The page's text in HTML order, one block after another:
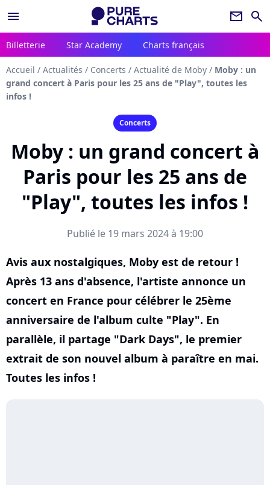
menu newsletter search
Billetterie Star Academy Charts français
Accueil / Actualités / Concerts / Actualité de Moby / Moby : un
grand concert à Paris pour les 25 ans de "Play", toutes les
infos !
Concerts
Moby : un grand concert à
Paris pour les 25 ans de
"Play", toutes les infos !
Publié le 19 mars 2024 à 19:00
Avis aux nostalgiques, Moby est de retour !
Après 13 ans d'absence, l'artiste annonce un
concert en France pour célébrer le 25ème
anniversaire de l'album culte "Play". En
parallèle, il partage "Dark Days", le premier
extrait de son nouvel album à paraître en mai.
Toutes les infos !